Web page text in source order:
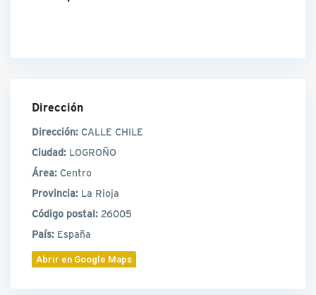
Dirección
Dirección: CALLE CHILE
Ciudad: LOGROÑO
Área: Centro
Provincia: La Rioja
Código postal: 26005
País: España
Abrir en Google Maps